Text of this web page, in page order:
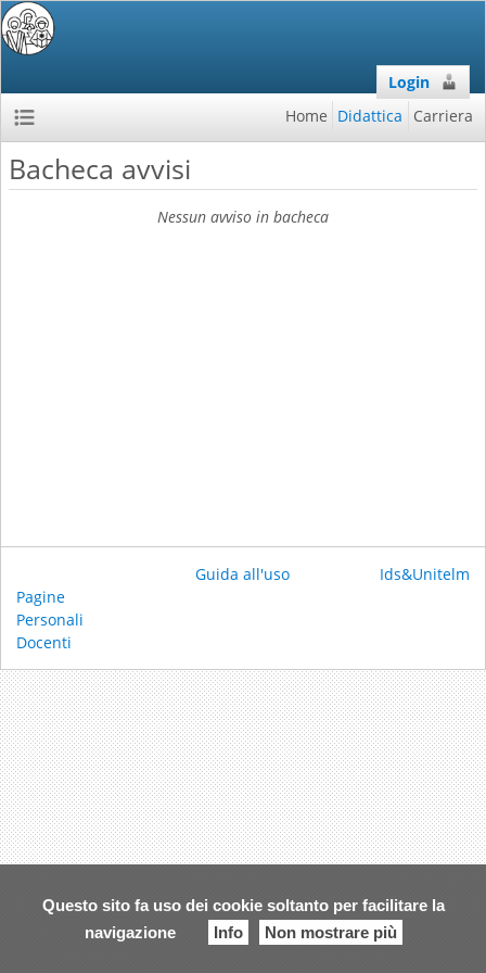
Questo sito fa uso dei cookie soltanto per facilitare la
navigazione
Info Non mostrare più
Login
Home Didattica Carriera
Bacheca avvisi
Nessun avviso in bacheca
Pagine
Personali
Docenti
Guida all'uso Ids&Unitelm